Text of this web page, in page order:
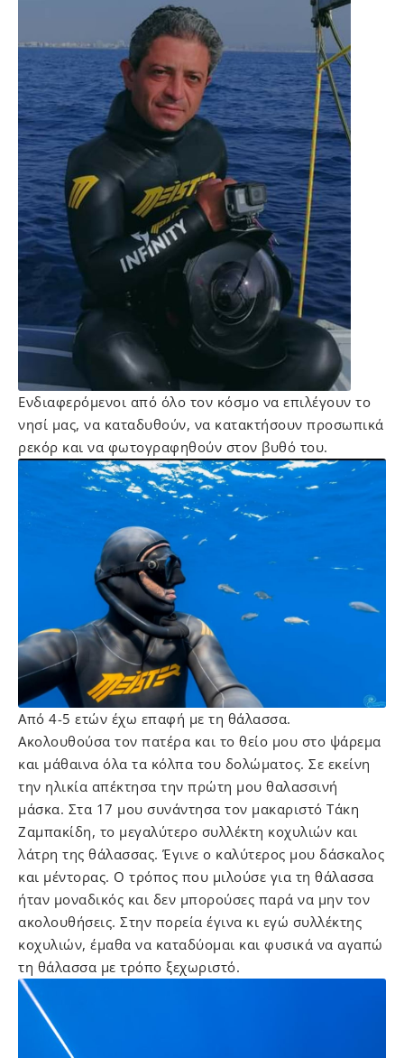
Ενδιαφερόμενοι από όλο τον κόσμο να επιλέγουν το
νησί μας, να καταδυθούν, να κατακτήσουν προσωπικά
ρεκόρ και να φωτογραφηθούν στον βυθό του.
Από 4-5 ετών έχω επαφή με τη θάλασσα.
Ακολουθούσα τον πατέρα και το θείο μου στο ψάρεμα
και μάθαινα όλα τα κόλπα του δολώματος. Σε εκείνη
την ηλικία απέκτησα την πρώτη μου θαλασσινή
μάσκα. Στα 17 μου συνάντησα τον μακαριστό Τάκη
Ζαμπακίδη, το μεγαλύτερο συλλέκτη κοχυλιών και
λάτρη της θάλασσας. Έγινε ο καλύτερος μου δάσκαλος
και μέντορας. Ο τρόπος που μιλούσε για τη θάλασσα
ήταν μοναδικός και δεν μπορούσες παρά να μην τον
ακολουθήσεις. Στην πορεία έγινα κι εγώ συλλέκτης
κοχυλιών, έμαθα να καταδύομαι και φυσικά να αγαπώ
τη θάλασσα με τρόπο ξεχωριστό.